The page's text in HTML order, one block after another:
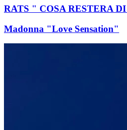
RATS " COSA RESTERA
Madonna "Love Sensation"